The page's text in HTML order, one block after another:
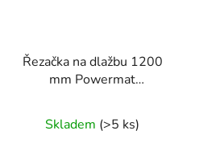
Řezačka na dlažbu 1200
mm Powermat
Skladem (>5 ks)